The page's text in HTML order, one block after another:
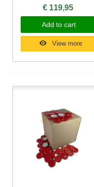
€ 119,95
Add to cart
View more